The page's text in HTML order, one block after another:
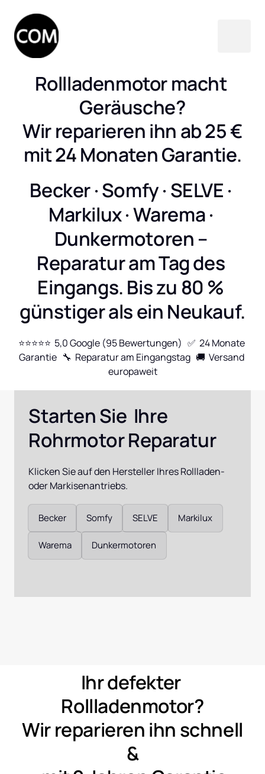
Rollladenmotor macht
Geräusche?
Wir reparieren ihn ab 25 €
mit 24 Monaten Garantie.
Becker · Somfy · SELVE ·
Markilux · Warema ·
Dunkermotoren –
Reparatur am Tag des
Eingangs. Bis zu 80 %
günstiger als ein Neukauf.
⭐⭐⭐⭐⭐  5,0 Google (95 Bewertungen)   ✅  24 Monate
Garantie   🔧  Reparatur am Eingangstag   🚚  Versand
europaweit
Starten Sie  Ihre
Rohrmotor Reparatur
Klicken Sie auf den Hersteller Ihres Rollladen-
oder Markisenantriebs.
Becker Somfy SELVE Markilux
Warema Dunkermotoren
Ihr
defekter
Rollladenmotor?
Wir reparieren ihn
&